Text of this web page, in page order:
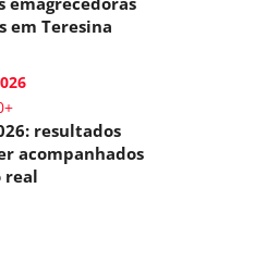
em Teresina
resultados
acompanhados
real